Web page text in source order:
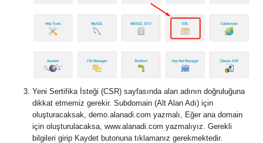
Yeni Sertifika İsteği (CSR) sayfasında alan adının doğruluğuna
dikkat etmemiz gerekir. Subdomain (Alt Alan Adı) için
oluşturacaksak, demo.alanadi.com yazmalı, Eğer ana domain
için oluşturulacaksa, www.alanadi.com yazmalıyız. Gerekli
bilgileri girip Kaydet butonuna tıklamanız gerekmektedir.